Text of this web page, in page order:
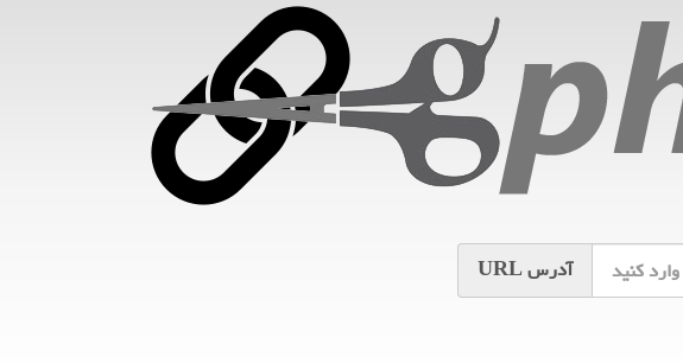
آدرسURL